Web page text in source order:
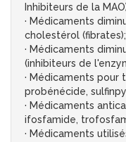
Inhibiteurs de la
· Médicaments
cholestérol (fibrates);
· Médicaments
(inhibiteurs de
· Médicaments pour
probénécide,
· Médicaments
ifosfamide,
· Médicaments